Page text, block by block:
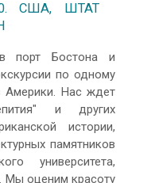
США, ШТАТ
порт Бостона и
по одному
Америки. Нас ждет
и других
истории,
памятников
университета,
Мы оценим красоту